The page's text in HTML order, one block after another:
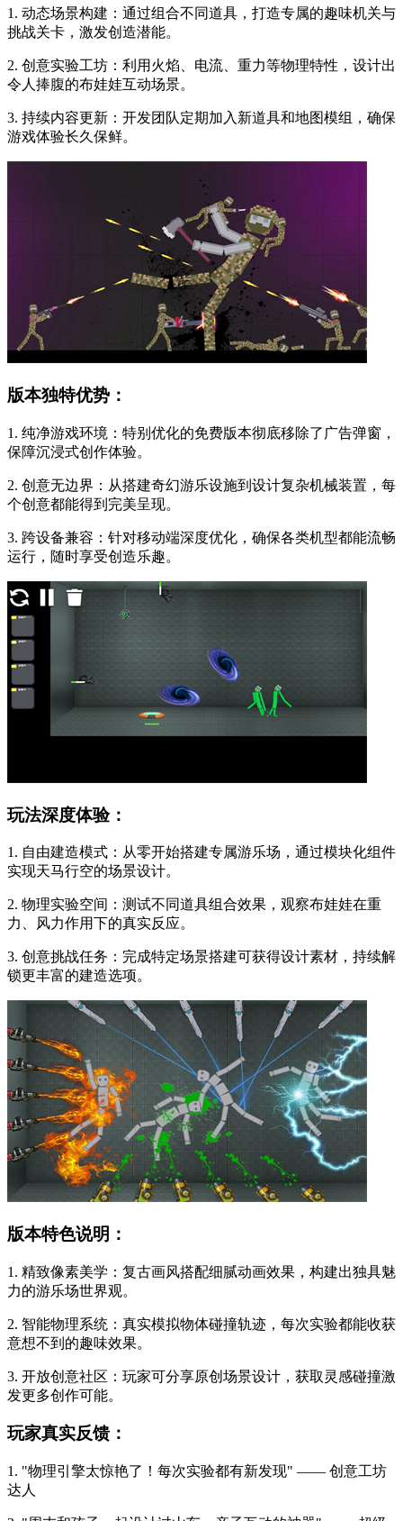
1. 动态场景构建：通过组合不同道具，打造专属的趣味机关与
挑战关卡，激发创造潜能。
2. 创意实验工坊：利用火焰、电流、重力等物理特性，设计出
令人捧腹的布娃娃互动场景。
3. 持续内容更新：开发团队定期加入新道具和地图模组，确保
游戏体验长久保鲜。
版本独特优势：
1. 纯净游戏环境：特别优化的免费版本彻底移除了广告弹窗，
保障沉浸式创作体验。
2. 创意无边界：从搭建奇幻游乐设施到设计复杂机械装置，每
个创意都能得到完美呈现。
3. 跨设备兼容：针对移动端深度优化，确保各类机型都能流畅
运行，随时享受创造乐趣。
玩法深度体验：
1. 自由建造模式：从零开始搭建专属游乐场，通过模块化组件
实现天马行空的场景设计。
2. 物理实验空间：测试不同道具组合效果，观察布娃娃在重
力、风力作用下的真实反应。
3. 创意挑战任务：完成特定场景搭建可获得设计素材，持续解
锁更丰富的建造选项。
版本特色说明：
1. 精致像素美学：复古画风搭配细腻动画效果，构建出独具魅
力的游乐场世界观。
2. 智能物理系统：真实模拟物体碰撞轨迹，每次实验都能收获
意想不到的趣味效果。
3. 开放创意社区：玩家可分享原创场景设计，获取灵感碰撞激
发更多创作可能。
玩家真实反馈：
1. "物理引擎太惊艳了！每次实验都有新发现" —— 创意工坊
达人